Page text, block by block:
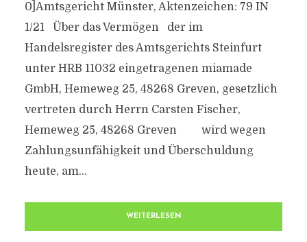
0]Amtsgericht Münster, Aktenzeichen: 79 IN
1/21 Über das Vermögen der im
Handelsregister des Amtsgerichts Steinfurt
unter HRB 11032 eingetragenen miamade
GmbH, Hemeweg 25, 48268 Greven, gesetzlich
vertreten durch Herrn Carsten Fischer,
Hemeweg 25, 48268 Greven wird wegen
Zahlungsunfähigkeit und Überschuldung
heute, am...
WEITERLESEN